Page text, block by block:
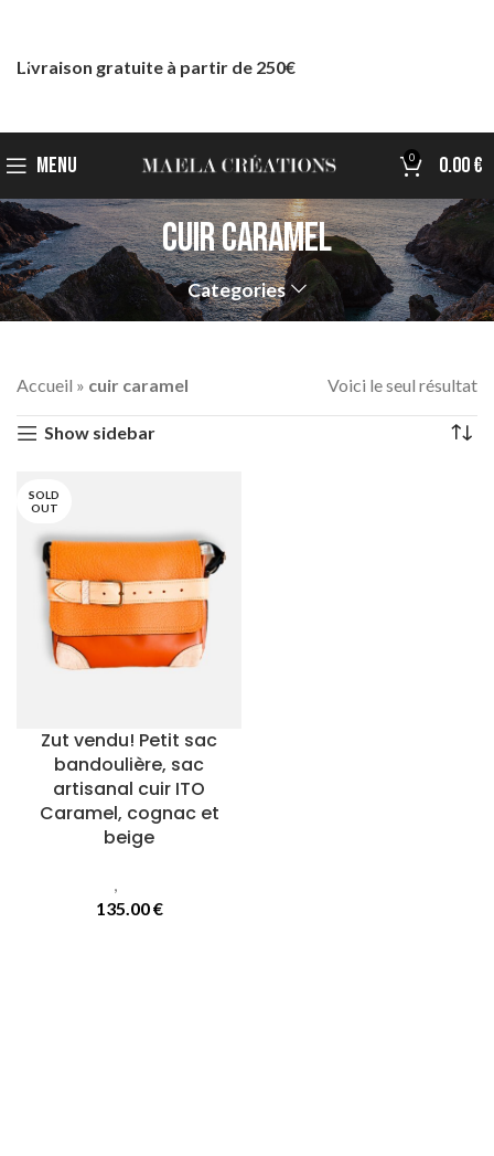
MENU 0 0.00€
cuir caramel
Categories
Accueil » cuir caramel Voici le seul résultat
Show sidebar
SOLD
OUT
Zut vendu! Petit sac
bandoulière, sac
artisanal cuir ITO
Caramel, cognac et
beige
,
135.00€
Livraison gratuite à partir de 250€